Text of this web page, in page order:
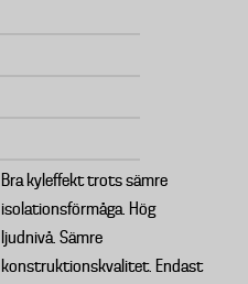
Bra kyleffekt trots sämre
isolationsförmåga. Hög
ljudnivå. Sämre
konstruktionskvalitet. Endast